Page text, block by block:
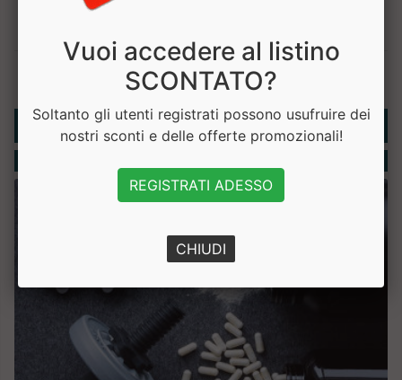
Rubriche
Vuoi accedere al listino
SCONTATO?
Soltanto gli utenti registrati possono usufruire dei
nostri sconti e delle offerte promozionali!
REGISTRATI ADESSO
CHIUDI